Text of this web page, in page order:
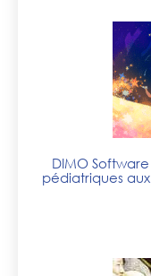
DIMO
pédiatriques